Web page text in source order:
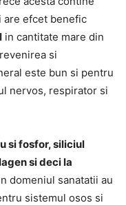
are efcet benefic
in cantitate mare din
si
este bun si pentru
nervos, respirator si
si fosfor, siliciul
si deci la
domeniul sanatatii au
sistemul osos si